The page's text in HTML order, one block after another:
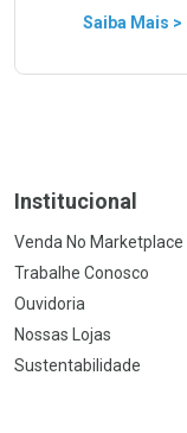
Saiba Mais >
Institucional
Venda No Marketplace
Trabalhe Conosco
Ouvidoria
Nossas Lojas
Sustentabilidade